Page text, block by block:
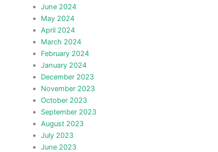
June 2024
May 2024
April 2024
March 2024
February 2024
January 2024
December 2023
November 2023
October 2023
September 2023
August 2023
July 2023
June 2023